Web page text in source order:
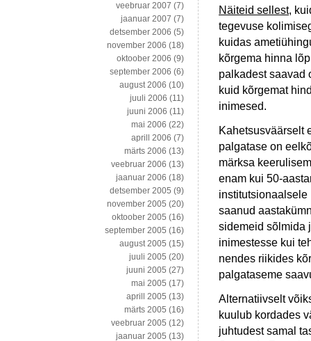
Näiteid sellest,
tegevuse
kuidas
kõrgema hinna
palkadest saavad
kuid kõrgemat
inimesed.
Kahetsusväärselt
palgatase on
märksa
enam kui 50-
institutsionaalsele
saanud
sidemeid sõlmida
inimestesse kui
nendes riikides
palgataseme
Alternatiivselt
kuulub kordades
juhtudest samal
veebruar 2007 (7)
jaanuar 2007 (7)
detsember 2006 (5)
november 2006 (18)
oktoober 2006 (9)
september 2006 (6)
august 2006 (10)
juuli 2006 (11)
juuni 2006 (11)
mai 2006 (22)
aprill 2006 (7)
märts 2006 (13)
veebruar 2006 (13)
jaanuar 2006 (18)
detsember 2005 (9)
november 2005 (20)
oktoober 2005 (16)
september 2005 (16)
august 2005 (15)
juuli 2005 (20)
juuni 2005 (27)
mai 2005 (17)
aprill 2005 (13)
märts 2005 (16)
veebruar 2005 (12)
jaanuar 2005 (13)